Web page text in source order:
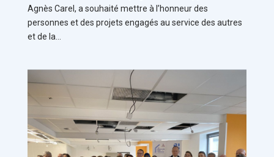
Agnès Carel, a souhaité mettre à l’honneur des
personnes et des projets engagés au service des autres
et de la...